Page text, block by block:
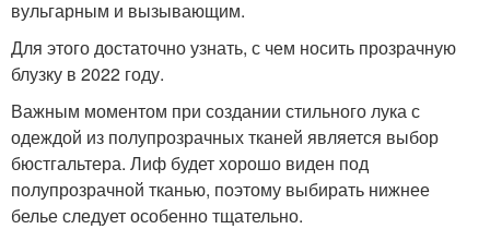
вульгарным и вызывающим.
Для этого достаточно узнать, с чем носить прозрачную
блузку в 2022 году.
Важным моментом при создании стильного лука с
одеждой из полупрозрачных тканей является выбор
бюстгальтера. Лиф будет хорошо виден под
полупрозрачной тканью, поэтому выбирать нижнее
белье следует особенно тщательно.